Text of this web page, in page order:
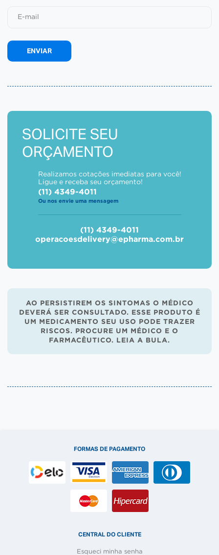
ENVIAR
SOLICITE SEU
ORÇAMENTO
Realizamos cotações imediatas para você!
Ligue e receba seu orçamento!
(11) 4349-4011
Ou nos envie uma mensagem
(11) 4349-4011
operacoesdelivery@epharma.com.br
AO PERSISTIREM OS SINTOMAS O MÉDICO
DEVERÁ SER CONSULTADO. ESSE PRODUTO É
UM MEDICAMENTO SEU USO PODE TRAZER
RISCOS. PROCURE UM MÉDICO E O
FARMACÊUTICO. LEIA A BULA.
FORMAS DE PAGAMENTO
CENTRAL DO CLIENTE
Esqueci minha senha